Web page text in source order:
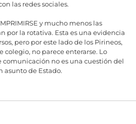
las redes sociales.
y mucho menos las
por la rotativa. Esta es una evidencia
pero por este lado de los Pirineos,
colegio, no parece enterarse. Lo
no es una cuestión del
asunto de Estado.